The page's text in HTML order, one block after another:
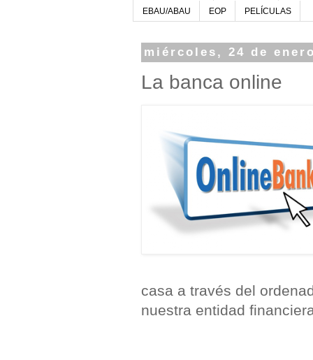
EBAU/ABAU EOP PELÍCULAS
miércoles, 24 de
La banca online
casa a través del
nuestra entidad